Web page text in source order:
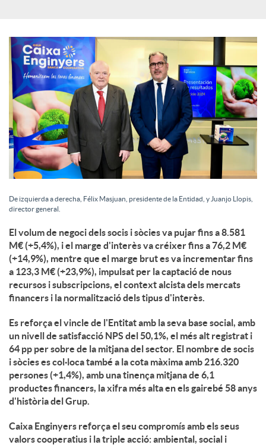
De izquierda a derecha, Félix Masjuan, presidente de la Entidad, y Juanjo Llopis,
director general.
El volum de negoci dels socis i sòcies va pujar fins a 8.581
M€ (+5,4%), i el marge d'interès va créixer fins a 76,2 M€
(+14,9%), mentre que el marge brut es va incrementar fins
a 123,3 M€ (+23,9%), impulsat per la captació de nous
recursos i subscripcions, el context alcista dels mercats
financers i la normalització dels tipus d'interès.
Es reforça el vincle de l'Entitat amb la seva base social, amb
un nivell de satisfacció NPS del 50,1%, el més alt registrat i
64 pp per sobre de la mitjana del sector. El nombre de socis
i sòcies es col·loca també a la cota màxima amb 216.320
persones (+1,4%), amb una tinença mitjana de 6,1
productes financers, la xifra més alta en els gairebé 58 anys
d'història del Grup.
Caixa Enginyers reforça el seu compromís amb els seus
valors cooperatius i la triple acció: ambiental, social i